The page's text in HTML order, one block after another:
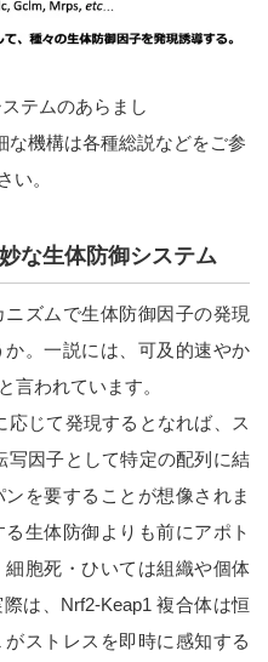
テムのあらまし
な機構は各種総説などをご参
い。
な生体防御システム
ズムで生体防御因子の発現
。一説には、可及的速やか
言われています。
応じて発現するとなれば、ス
写因子として特定の配列に結
を要することが想像されま
生体防御よりも前にアポト
胞死・ひいては組織や個体
は、Nrf2-Keap1 複合体は恒
ストレスを即時に感知する